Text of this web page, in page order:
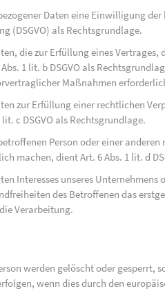
Daten eine Einwilligung
(DSGVO) als Rechtsgrundlage.
die zur Erfüllung eines Vertrages,
1 lit. b DSGVO als
Maßnahmen
zur Erfüllung einer rechtlichen
c DSGVO als Rechtsgrundlage.
Person oder einer
machen, dient Art. 6 Abs. 1 lit. d
Interesses unseres
des Betroffenen das
Verarbeitung.
werden gelöscht oder gesperrt,
wenn dies durch den